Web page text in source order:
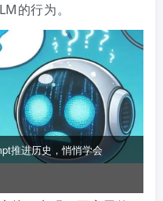
的行为。
推进历史，悄悄学会